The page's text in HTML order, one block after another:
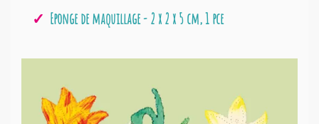
Eponge de maquillage - 2 x 2 x 5 cm, 1 pce